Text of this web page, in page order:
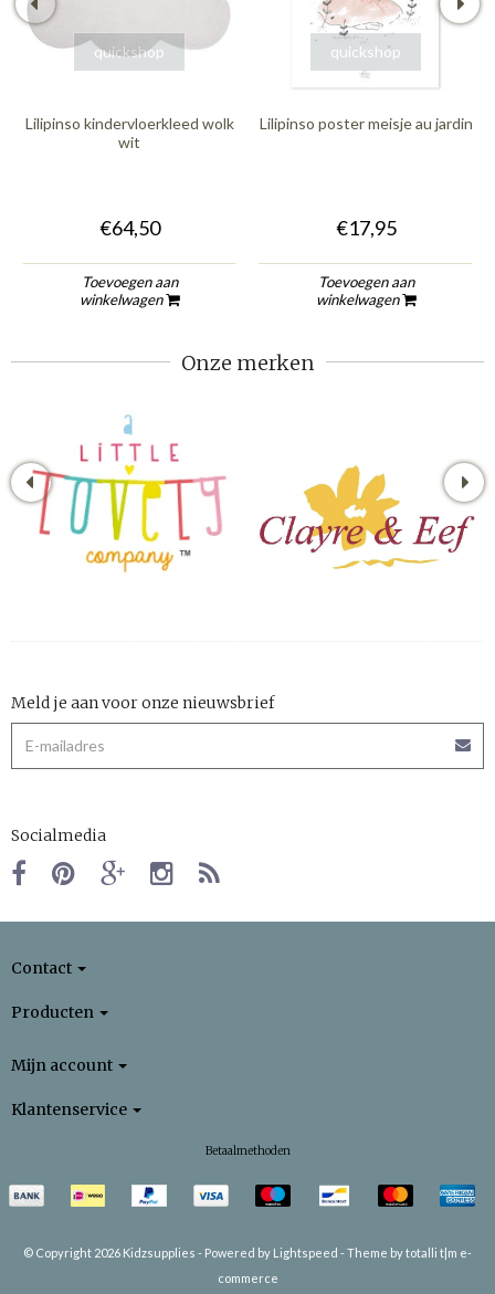
quickshop
Lilipinso kindervloerkleed wolk
wit
€64,50
Toevoegen aan
winkelwagen
quickshop
Lilipinso poster meisje au jardin
€17,95
Toevoegen aan
winkelwagen
Onze merken
Meld je aan voor onze nieuwsbrief
Socialmedia
Contact
Producten
Mijn account
Klantenservice
Betaalmethoden
© Copyright 2026 Kidzsupplies - Powered by Lightspeed -Theme by totalli t|m e-
commerce